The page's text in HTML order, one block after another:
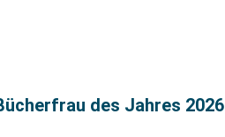
des Jahres 2026